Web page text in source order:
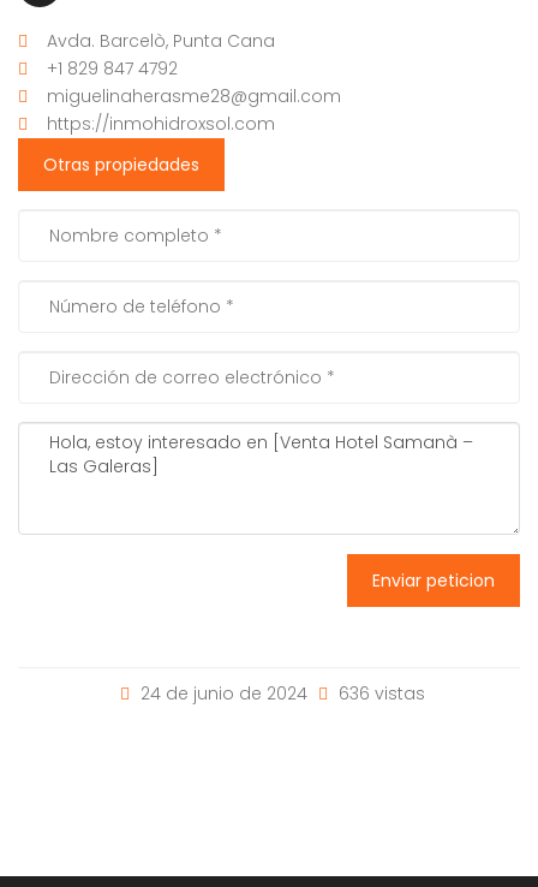
Avda. Barcelò, Punta Cana
+1 829 847 4792
miguelinaherasme28@gmail.com
https://inmohidroxsol.com
Otras propiedades
Enviar peticion
24 de junio de 2024 636 vistas